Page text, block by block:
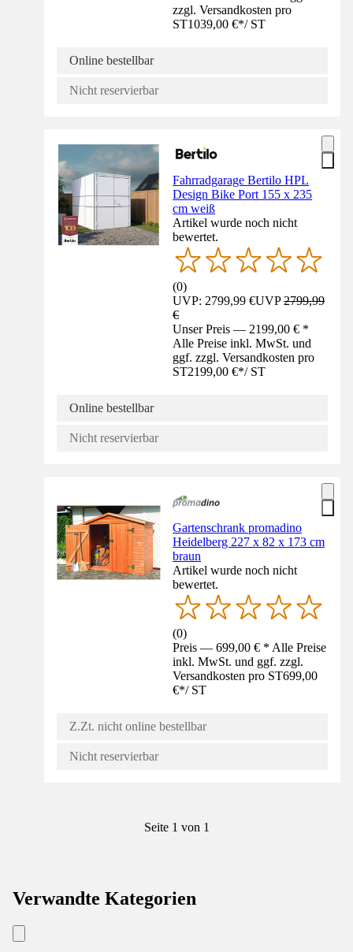
zzgl. Versandkosten pro
ST1039,00 €*/ ST
Online bestellbar
Nicht reservierbar
Fahrradgarage Bertilo HPL
Design Bike Port 155 x 235
cm weiß
Artikel wurde noch nicht
bewertet.
(0)
UVP: 2799,99 €UVP2799,99
€
Unser Preis — 2199,00 € *
Alle Preise inkl. MwSt. und
ggf. zzgl. Versandkosten pro
ST2199,00 €*/ ST
Online bestellbar
Nicht reservierbar
Gartenschrank promadino
Heidelberg 227 x 82 x 173 cm
braun
Artikel wurde noch nicht
bewertet.
(0)
Preis — 699,00 € * Alle Preise
inkl. MwSt. und ggf. zzgl.
Versandkosten pro ST699,00
€*/ ST
Z.Zt. nicht online bestellbar
Nicht reservierbar
Seite 1 von 1
Verwandte Kategorien